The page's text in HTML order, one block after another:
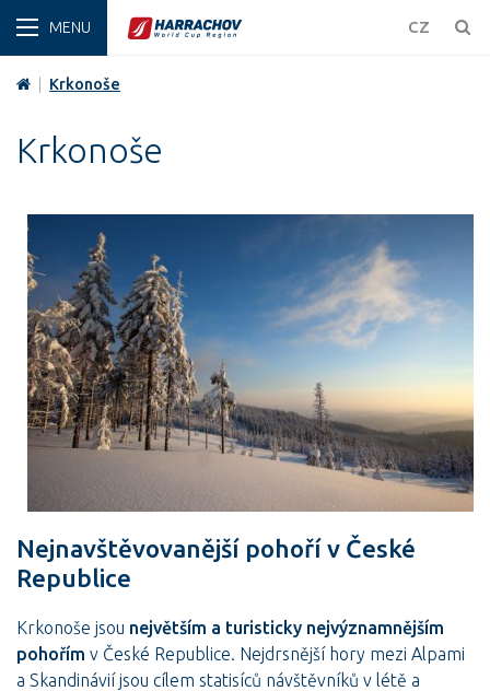
CZ
ZIMA
Krkonoše
Krkonoše
Nejnavštěvovanější pohoří v České
Republice
Krkonoše jsou největším a turisticky nejvýznamnějším
pohořím v České Republice. Nejdrsnější hory mezi Alpami
a Skandinávií jsou cílem statisíců návštěvníků v létě a